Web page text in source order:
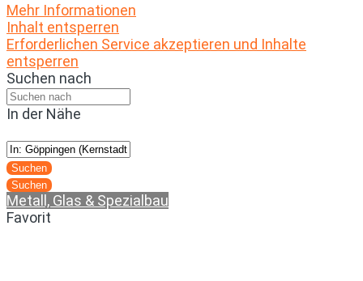
Mehr Informationen
Inhalt entsperren
Erforderlichen Service akzeptieren und Inhalte
entsperren
Suchen nach
In der Nähe
Suchen
Suchen
Metall, Glas & Spezialbau
Favorit